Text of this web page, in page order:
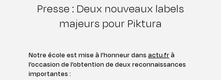
Presse : Deux nouveaux labels
majeurs pour Piktura
Notre école est mise à l’honneur dansactu.frà
l’occasion de l’obtention de deux reconnaissances
importantes :